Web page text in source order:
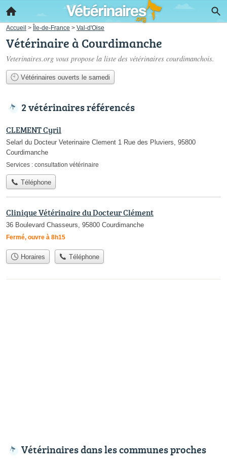
Accueil > Île-de-France > Val-d'Oise
Vétérinaire à Courdimanche
Veterinaires.org vous propose la liste des vétérinaires courdimanchois.
Vétérinaires ouverts le samedi
2 vétérinaires référencés
CLEMENT Cyril
Selarl du Docteur Veterinaire Clement 1 Rue des Pluviers, 95800
Courdimanche
Services : consultation vétérinaire
Téléphone
Clinique Vétérinaire du Docteur Clément
36 Boulevard Chasseurs, 95800 Courdimanche
Fermé, ouvre à 8h15
Horaires Téléphone
Vétérinaires dans les communes proches